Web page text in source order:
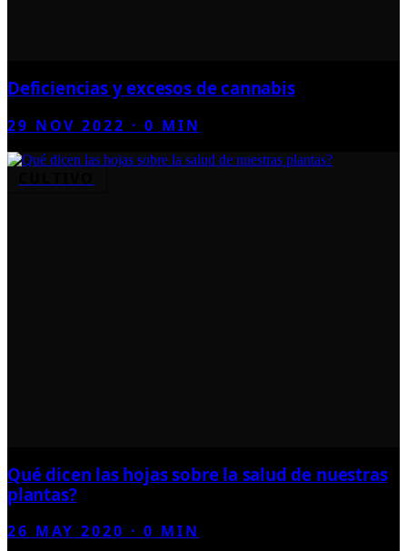
Deficiencias y excesos de cannabis
29 NOV 2022 ·0 MIN
Qué dicen las hojas sobre la salud de nuestras
plantas?
26 MAY 2020 ·0 MIN